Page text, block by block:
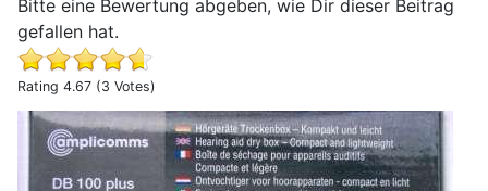
Bitte eine Bewertung abgeben, wie Dir dieser Beitrag
gefallen hat.
Rating 4.67 (3 Votes)
Erfahrungsbericht amplicomms Trocknungsbox DB 100